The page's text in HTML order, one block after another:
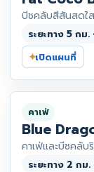
บีชคลับสีสันสดใส
ระยะทาง 5 กม
⌖เปิดแผนที่
คาเฟ่
Blue
คาเฟ่และบีชคลับ
ระยะทาง 2 กม